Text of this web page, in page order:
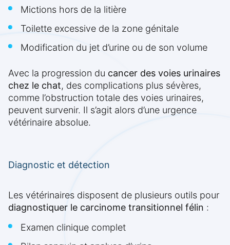
Mictions hors de la litière
Toilette excessive de la zone génitale
Modification du jet d’urine ou de son volume
Avec la progression du cancer des voies urinaires
chez le chat, des complications plus sévères,
comme l’obstruction totale des voies urinaires,
peuvent survenir. Il s’agit alors d’une urgence
vétérinaire absolue.
Diagnostic et détection
Les vétérinaires disposent de plusieurs outils pour
diagnostiquer le carcinome transitionnel félin :
Examen clinique complet